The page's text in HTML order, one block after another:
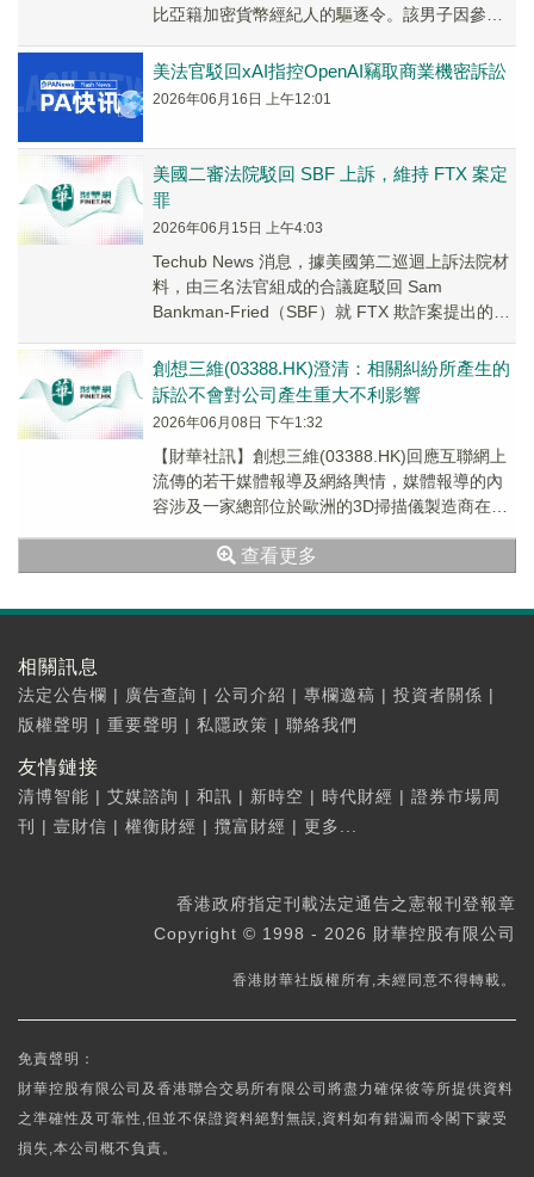
比亞籍加密貨幣經紀人的驅逐令。該男子因參與
美法官駁回xAI指控OpenAI竊取商業機密訴訟
2026年06月16日 上午12:01
美國二審法院駁回 SBF 上訴，維持 FTX 案定
罪
2026年06月15日 上午4:03
Techub News 消息，據美國第二巡迴上訴法院材
料，由三名法官組成的合議庭駁回 Sam
Bankman-Fried（SBF）就 FTX 欺詐案提出的上
創想三維(03388.HK)澄清：相關糾紛所產生的
訴訟不會對公司產生重大不利影響
2026年06月08日 下午1:32
【財華社訊】創想三維(03388.HK)回應互聯網上
流傳的若干媒體報導及網絡輿情，媒體報導的內
容涉及一家總部位於歐洲的3D掃描儀製造商在美
查看更多
相關訊息
法定公告欄 | 廣告查詢 | 公司介紹 | 專欄邀稿 | 投資者關係 |
版權聲明 | 重要聲明 | 私隱政策 | 聯絡我們
友情鏈接
清博智能 | 艾媒諮詢 | 和訊 | 新時空 | 時代財經 | 證券市場周
刊 | 壹財信 | 權衡財經 | 攬富財經 | 更多...
香港政府指定刊載法定通告之憲報刊登報章
Copyright © 1998 - 2026 財華控股有限公司
香港財華社版權所有,未經同意不得轉載。
免責聲明：
財華控股有限公司及香港聯合交易所有限公司將盡力確保彼等所提供資料
之準確性及可靠性,但並不保證資料絕對無誤,資料如有錯漏而令閣下蒙受
損失,本公司概不負責。